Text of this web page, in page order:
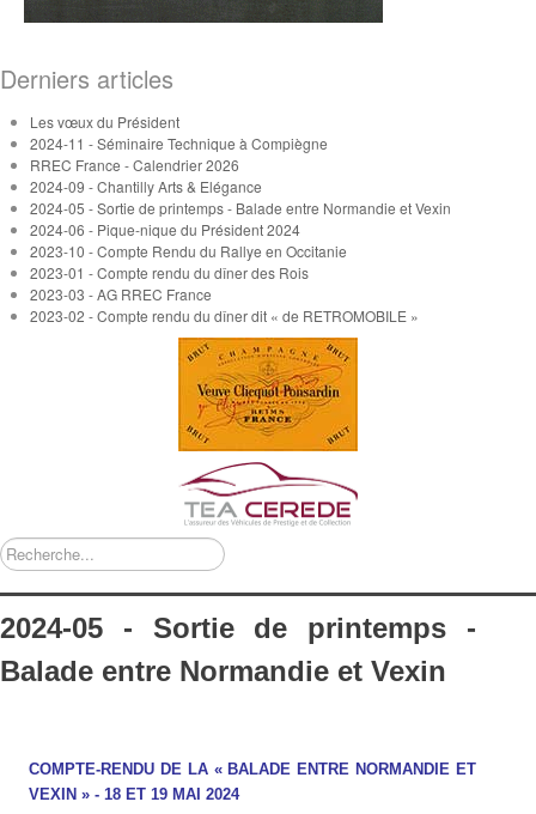
Derniers articles
Les vœux du Président
2024-11 - Séminaire Technique à Compiègne
RREC France - Calendrier 2026
2024-09 - Chantilly Arts & Elégance
2024-05 - Sortie de printemps - Balade entre Normandie et Vexin
2024-06 - Pique-nique du Président 2024
2023-10 - Compte Rendu du Rallye en Occitanie
2023-01 - Compte rendu du dîner des Rois
2023-03 - AG RREC France
2023-02 - Compte rendu du dîner dit « de RETROMOBILE »
Rechercher
2024-05 - Sortie de printemps -
Balade entre Normandie et Vexin
COMPTE-RENDU DE LA « BALADE ENTRE NORMANDIE ET
VEXIN » - 18 ET 19 MAI 2024